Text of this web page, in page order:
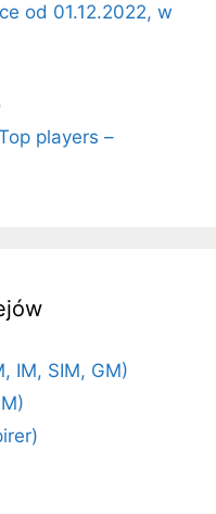
od 01.12.2022, w
players –
IM, SIM, GM)